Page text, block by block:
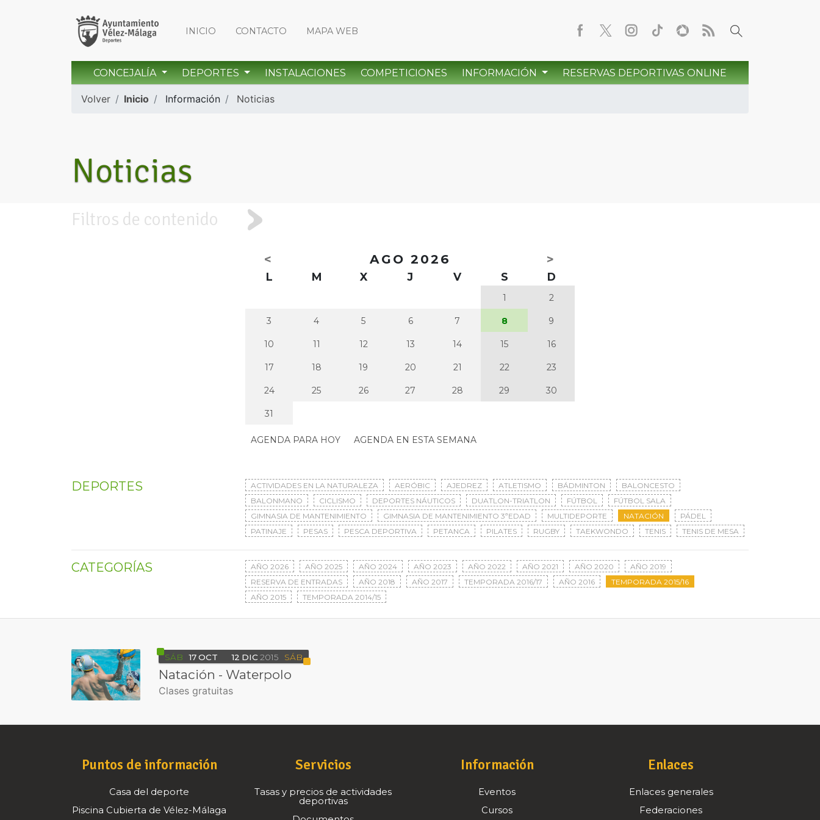
INICIO CONTACTO MAPA WEB
CONCEJALÍA DEPORTES INSTALACIONES COMPETICIONES INFORMACIÓN RESERVAS DEPORTIVAS ONLINE
Volver Inicio Información Noticias
Noticias
Filtros de contenido
< AGO 2026 >
L M X J V S D
1 2
3 4 5 6 7 8 9
10 11 12 13 14 15 16
17 18 19 20 21 22 23
24 25 26 27 28 29 30
31
AGENDA PARA HOY AGENDA EN ESTA SEMANA
DEPORTES ACTIVIDADES EN LA NATURALEZA AERÓBIC AJEDREZ ATLETISMO BÁDMINTON
BALONCESTO
BALONMANO
CICLISMO DEPORTES NÁUTICOS DUATLON-TRIATLON FÚTBOL
FÚTBOL SALA
GIMNASIA DE MANTENIMIENTO
GIMNASIA DE MANTENIMIENTO 3ªEDAD MULTIDEPORTE NATACIÓN
PÁDEL
PATINAJE
PESAS PESCA DEPORTIVA PETANCA PILATES RUGBY TAEKWONDO TENIS TENIS DE MESA
CATEGORÍAS AÑO 2026 AÑO 2025 AÑO 2024 AÑO 2023 AÑO 2022 AÑO 2021 AÑO 2020
AÑO 2019
RESERVA DE ENTRADAS
AÑO 2018 AÑO 2017 TEMPORADA 2016/17 AÑO 2016
TEMPORADA 2015/16
AÑO 2015
TEMPORADA 2014/15
SÁB 17 OCT 12 DIC 2015 SÁB
Natación - Waterpolo
Clases gratuitas
Puntos de información
Casa del deporte
Piscina Cubierta de Vélez-Málaga
Servicios
Tasas y precios de actividades
deportivas
Información
Eventos
Cursos
Enlaces
Enlaces generales
Federaciones